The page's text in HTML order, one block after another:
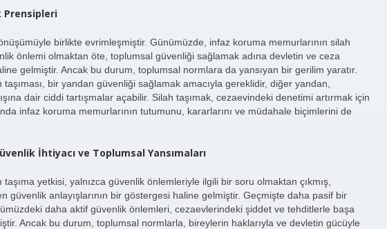
Prensipleri
birlikte evrimleşmiştir. Günümüzde, infaz koruma memurlarının silah
önlemi olmaktan öte, toplumsal güvenliği sağlamak adına devletin ve ceza
gelmiştir. Ancak bu durum, toplumsal normlara da yansıyan bir gerilim yaratır.
bir yandan güvenliği sağlamak amacıyla gereklidir, diğer yandan,
dair ciddi tartışmalar açabilir. Silah taşımak, cezaevindeki denetimi artırmak için
infaz koruma memurlarının tutumunu, kararlarını ve müdahale biçimlerini de
İhtiyacı ve Toplumsal Yansımaları
yetkisi, yalnızca güvenlik önlemleriyle ilgili bir soru olmaktan çıkmış,
güvenlik anlayışlarının bir göstergesi haline gelmiştir. Geçmişte daha pasif bir
daha aktif güvenlik önlemleri, cezaevlerindeki şiddet ve tehditlerle başa
Ancak bu durum, toplumsal normlarla, bireylerin haklarıyla ve devletin gücüyle